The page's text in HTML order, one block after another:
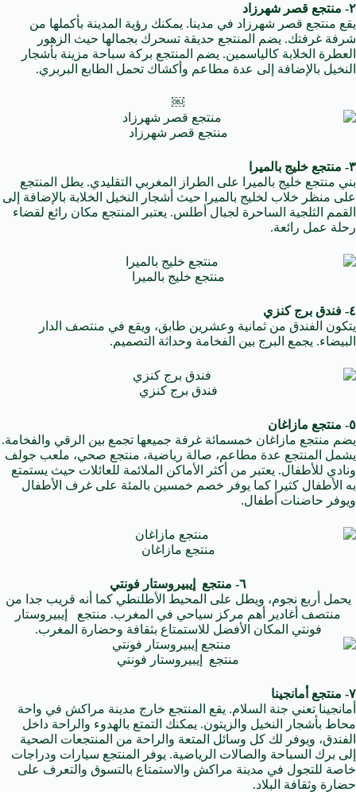
٢- منتجع قصر شهرزاد
يقع منتجع قصر شهرزاد في مدينا. يمكنك رؤية المدينة بأكملها من
شرفة غرفتك. يضم المنتجع حديقة تسحرك بجمالها حيث الزهور
العطرة الخلابة كالياسمين. يضم المنتجع بركة سباحة مزينة بأشجار
النخيل بالإضافة إلى عدة مطاعم وأكشاك تحمل الطابع البربري.
￼
منتجع قصر شهرزاد
٣- منتجع خليج بالميرا
بني منتجع خليج بالميرا على الطراز المغربي التقليدي. يطل المنتجع
على منظر خلاب لخليج بالميرا حيث أشجار النخيل الخلابة بالإضافة إلى
القمم الثلجية الساحرة لجبال أطلس. يعتبر المنتجع مكان رائع لقضاء
رحلة عمل رائعة.
منتجع خليج بالميرا
٤- فندق برج كنزي
يتكون الفندق من ثمانية وعشرين طابق، ويقع في منتصف الدار
البيضاء. يجمع البرج بين الفخامة وحداثة التصميم.
فندق برج كنزي
٥- منتجع مازاغان
يضم منتجع مازاغان خمسمائة غرفة جميعها تجمع بين الرقي والفخامة.
يشمل المنتجع عدة مطاعم، صالة رياضية، منتجع صحي، ملعب جولف
ونادي للأطفال. يعتبر من أكثر الأماكن الملائمة للعائلات حيث يستمتع
به الأطفال كثيرا كما يوفر خصم خمسين بالمئة على غرف الأطفال
ويوفر حاضنات أطفال.
منتجع مازاغان
٦- منتجع إيبيروستار فونتي
يحمل أربع نجوم، ويطل على المحيط الأطلنطي كما أنه قريب جدا من
منتصف أغادير أهم مركز سياحي في المغرب. منتجع إيبيروستار
فونتي المكان الأفضل للاستمتاع بثقافة وحضارة المغرب.
منتجع إيبيروستار فونتي
٧- منتجع أمانجينا
أمانجينا تعني جنة السلام. يقع المنتجع خارج مدينة مراكش في واحة
محاط بأشجار النخيل والزيتون. يمكنك التمتع بالهدوء والراحة داخل
الفندق، ويوفر لك كل وسائل المتعة والراحة من المنتجعات الصحية
إلى برك السباحة والصالات الرياضية. يوفر المنتجع سيارات ودراجات
خاصة للتجول في مدينة مراكش والاستمتاع بالتسوق والتعرف على
حضارة وثقافة البلاد.